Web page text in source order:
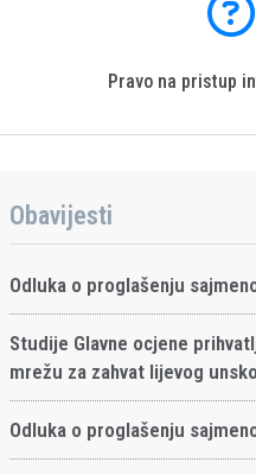
Pravo na pristup
Obavijesti
Odluka o proglašenju
Studije Glavne ocjene
mrežu za zahvat lijevog
Odluka o proglašenju